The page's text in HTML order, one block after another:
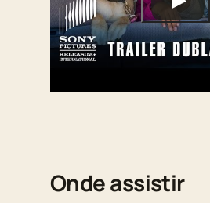
Onde assistir